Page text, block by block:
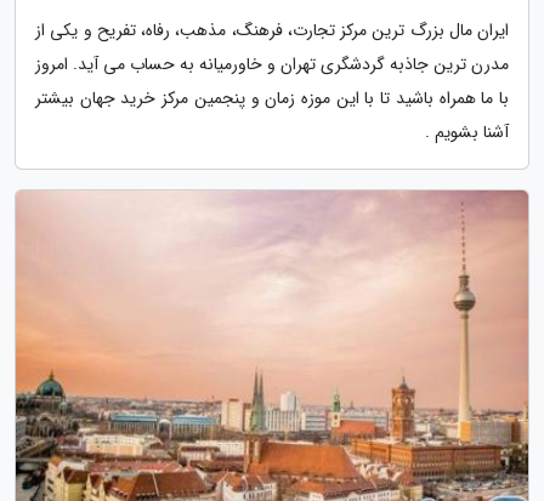
ایران مال بزرگ ترین مرکز تجارت، فرهنگ، مذهب، رفاه، تفریح و یکی از
مدرن ترین جاذبه گردشگری تهران و خاورمیانه به حساب می آید. امروز
با ما همراه باشید تا با این موزه زمان و پنجمین مرکز خرید جهان بیشتر
آشنا بشویم .